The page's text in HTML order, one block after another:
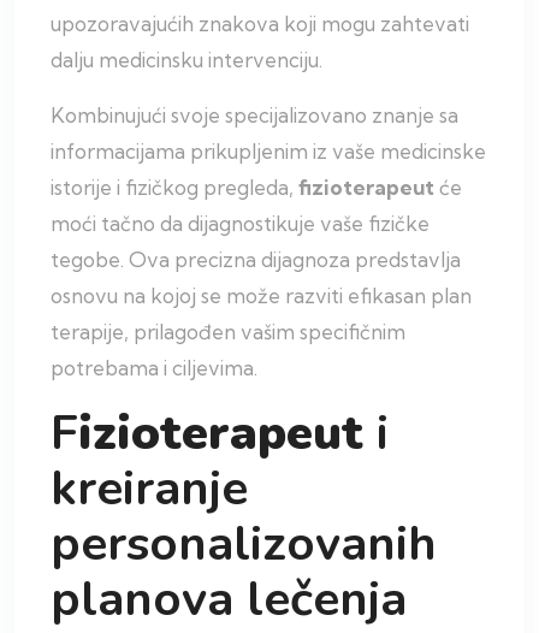
upozoravajućih znakova koji mogu zahtevati
dalju medicinsku intervenciju.
Kombinujući svoje specijalizovano znanje sa
informacijama prikupljenim iz vaše medicinske
istorije i fizičkog pregleda, fizioterapeut će
moći tačno da dijagnostikuje vaše fizičke
tegobe. Ova precizna dijagnoza predstavlja
osnovu na kojoj se može razviti efikasan plan
terapije, prilagođen vašim specifičnim
potrebama i ciljevima.
Fizioterapeut i
kreiranje
personalizovanih
planova lečenja